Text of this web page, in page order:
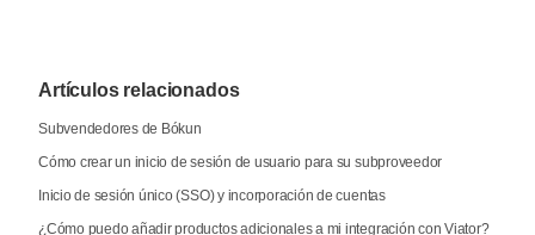
Artículos relacionados
Subvendedores de Bókun
Cómo crear un inicio de sesión de usuario para su subproveedor
Inicio de sesión único (SSO) y incorporación de cuentas
¿Cómo puedo añadir productos adicionales a mi integración con Viator?